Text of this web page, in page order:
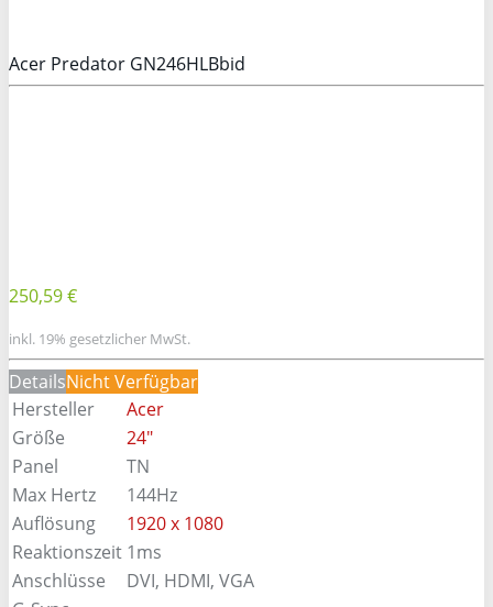
Acer Predator GN246HLBbid
250,59 €
inkl. 19% gesetzlicher MwSt.
DetailsNicht Verfügbar
Hersteller
Acer
Größe
24"
Panel
TN
Max Hertz
144Hz
Auflösung
1920 x 1080
Reaktionszeit 1ms
Anschlüsse
DVI, HDMI, VGA